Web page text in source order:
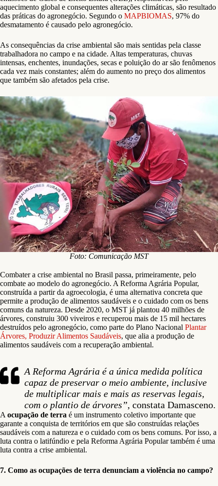
aquecimento global e consequentes alterações climáticas, são resultado
das práticas do agronegócio. Segundo o MAPBIOMAS, 97% do
desmatamento é causado pelo agronegócio.
As consequências da crise ambiental são mais sentidas pela classe
trabalhadora no campo e na cidade. Altas temperaturas, chuvas
intensas, enchentes, inundações, secas e poluição do ar são fenômenos
cada vez mais constantes; além do aumento no preço dos alimentos
que também são afetados pela crise.
Foto: Comunicação MST
Combater a crise ambiental no Brasil passa, primeiramente, pelo
combate ao modelo do agronegócio. A Reforma Agrária Popular,
construída a partir da agroecologia, é uma alternativa concreta que
permite a produção de alimentos saudáveis e o cuidado com os bens
comuns da natureza. Desde 2020, o MST já plantou 40 milhões de
árvores, construiu 300 viveiros e recuperou mais de 15 mil hectares
destruídos pelo agronegócio, como parte do Plano Nacional Plantar
Árvores, Produzir Alimentos Saudáveis, que alia a produção de
alimentos saudáveis com a recuperação ambiental.
A Reforma Agrária é a única medida política
capaz de preservar o meio ambiente, inclusive
de multiplicar mais e mais as reservas legais,
com o plantio de árvores”, constata Damasceno.
A ocupação de terra é um instrumento coletivo importante que
garante a conquista de territórios em que são construídas relações
saudáveis com a natureza e o cuidado com os bens comuns. Por isso, a
luta contra o latifúndio e pela Reforma Agrária Popular também é uma
luta contra a crise ambiental.
7. Como as ocupações de terra denunciam a violência no campo?